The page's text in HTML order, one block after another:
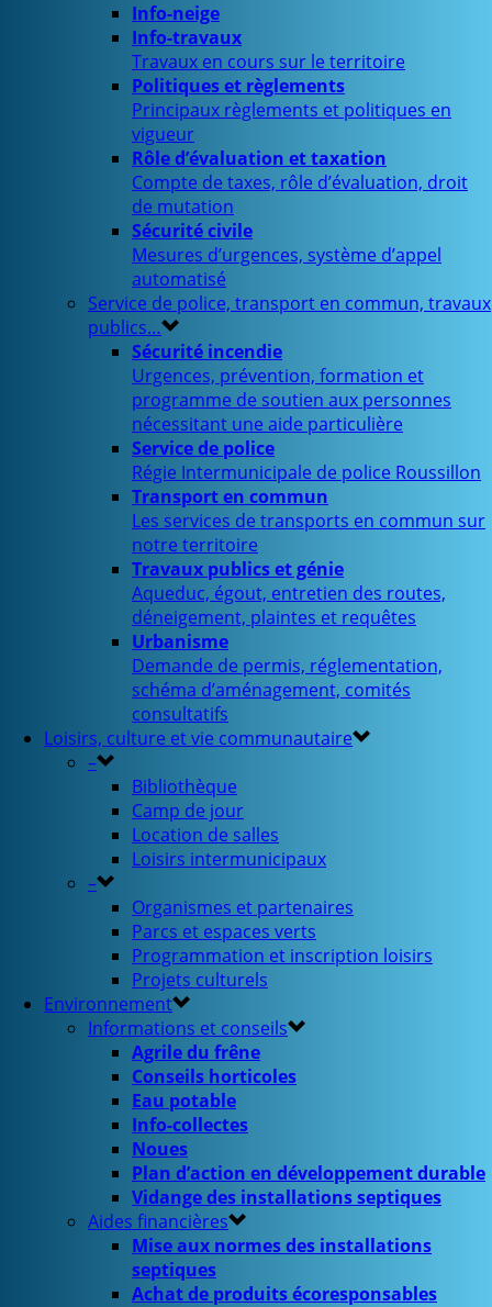
Info-neige
Info-travaux
Travaux en cours sur le territoire
Politiques et règlements
Principaux règlements et politiques en
vigueur
Rôle d’évaluation et taxation
Compte de taxes, rôle d’évaluation, droit
de mutation
Sécurité civile
Mesures d’urgences, système d’appel
automatisé
Service de police, transport en commun, travaux
publics…
Sécurité incendie
Urgences, prévention, formation et
programme de soutien aux personnes
nécessitant une aide particulière
Service de police
Régie Intermunicipale de police Roussillon
Transport en commun
Les services de transports en commun sur
notre territoire
Travaux publics et génie
Aqueduc, égout, entretien des routes,
déneigement, plaintes et requêtes
Urbanisme
Demande de permis, réglementation,
schéma d’aménagement, comités
consultatifs
Loisirs, culture et vie communautaire
–
Bibliothèque
Camp de jour
Location de salles
Loisirs intermunicipaux
–
Organismes et partenaires
Parcs et espaces verts
Programmation et inscription loisirs
Projets culturels
Environnement
Informations et conseils
Agrile du frêne
Conseils horticoles
Eau potable
Info-collectes
Noues
Plan d’action en développement durable
Vidange des installations septiques
Aides financières
Mise aux normes des installations
septiques
Achat de produits écoresponsables